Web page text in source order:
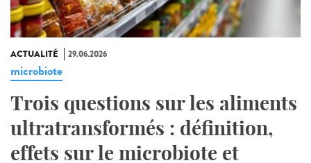
ACTUALITÉ 29.06.2026
microbiote
Trois questions sur les aliments
ultratransformés : définition,
effets sur le microbiote et